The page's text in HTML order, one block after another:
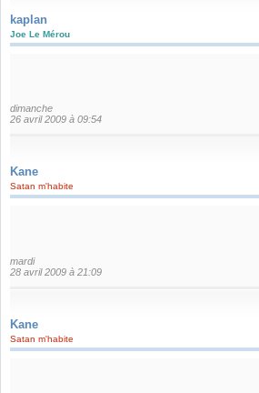
kaplan
Joe Le Mérou
dimanche
26 avril 2009 à 09:54
Kane
Satan m'habite
mardi
28 avril 2009 à 21:09
Kane
Satan m'habite